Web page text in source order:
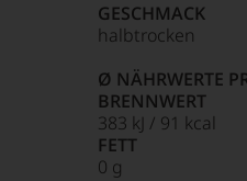
GESCHMACK
halbtrocken
Ø NÄHRWERTE
BRENNWERT
383 kJ / 91 kcal
FETT
0 g